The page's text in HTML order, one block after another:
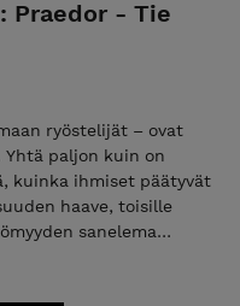
Praedor - Tie
ryöstelijät – ovat
paljon kuin on
kuinka ihmiset päätyvät
haave, toisille
sanelema